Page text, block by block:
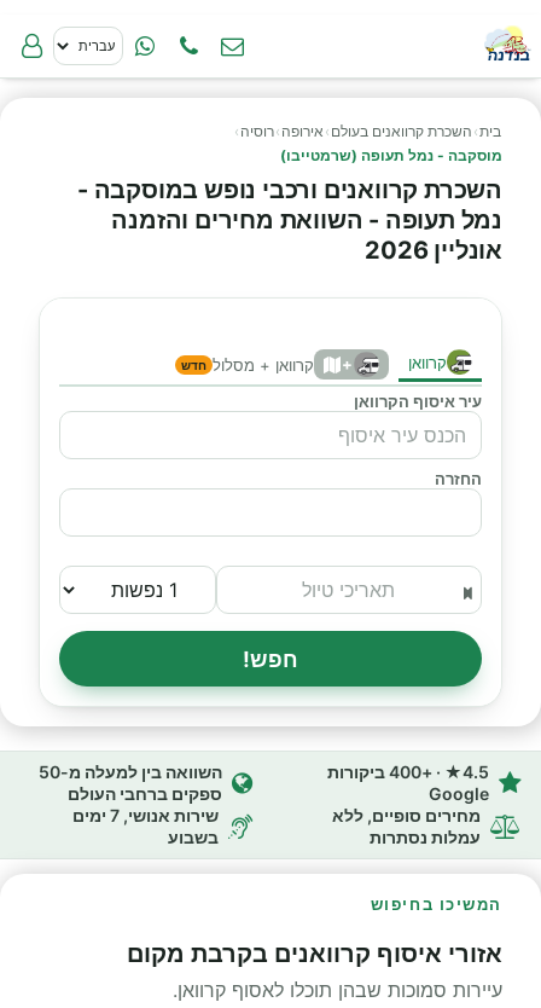
בית› השכרת קרוואנים בעולם › אירופה ›רוסיה ›
מוסקבה - נמל תעופה (שרמטייבו)
השכרת קרוואנים ורכבי נופש במוסקבה -
נמל תעופה - השוואת מחירים והזמנה
אונליין 2026
קרוואן + קרוואן + מסלול חדש
עיר איסוף הקרוואן
החזרה
חפש!
4.5★ · +400 ביקורות
Google
השוואה בין למעלה מ-50
ספקים ברחבי העולם
מחירים סופיים, ללא
עמלות נסתרות
שירות אנושי, 7 ימים
בשבוע
המשיכו בחיפוש
אזורי איסוף קרוואנים בקרבת מקום
עיירות סמוכות שבהן תוכלו לאסוף קרוואן.